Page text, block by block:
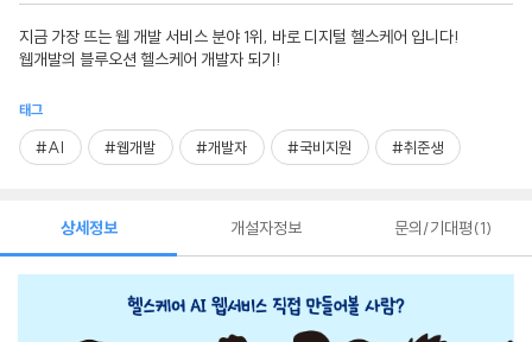
지금 가장 뜨는 웹 개발 서비스 분야 1위, 바로 디지털 헬스케어 입니다!
웹개발의 블루오션 헬스케어 개발자 되기!
태그
#AI #웹개발 #개발자 #국비지원 #취준생
상세정보 개설자정보 문의/기대평 1